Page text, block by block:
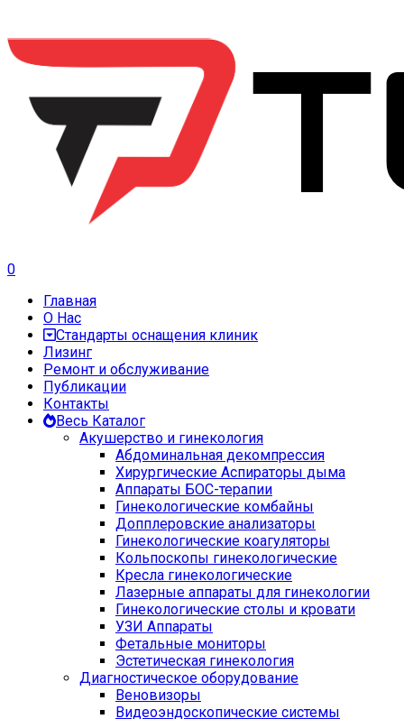
0
Главная
О Нас
Стандарты оснащения клиник
Лизинг
Ремонт и обслуживание
Публикации
Контакты
Весь Каталог
Акушерство и гинекология
Абдоминальная декомпрессия
Хирургические Аспираторы дыма
Аппараты БОС-терапии
Гинекологические комбайны
Допплеровские анализаторы
Гинекологические коагуляторы
Кольпоскопы гинекологические
Кресла гинекологические
Лазерные аппараты для гинекологии
Гинекологические столы и кровати
УЗИ Аппараты
Фетальные мониторы
Эстетическая гинекология
Диагностическое оборудование
Веновизоры
Видеоэндоскопические системы